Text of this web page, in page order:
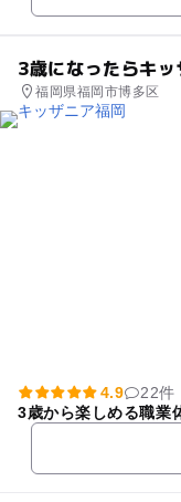
3歳になったらキッ
福岡県福岡市博多区
4.9
22件
3歳から楽しめる職業